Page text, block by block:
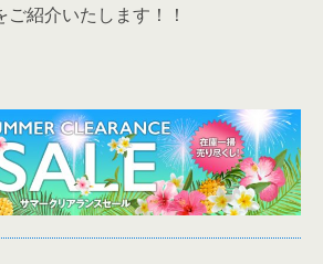
紹介いたします！！